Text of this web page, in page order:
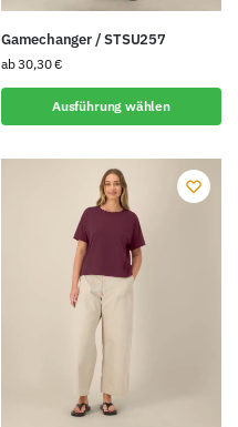
Gamechanger / STSU257
ab30,30€
Ausführung wählen